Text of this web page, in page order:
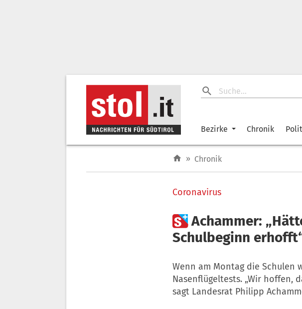
Bezirke Chronik
» Chronik
Coronavirus
Achammer:
Schulbeginn
Wenn am Montag die
Nasenflügeltests. „Wir hoffen,
sagt Landesrat Philipp